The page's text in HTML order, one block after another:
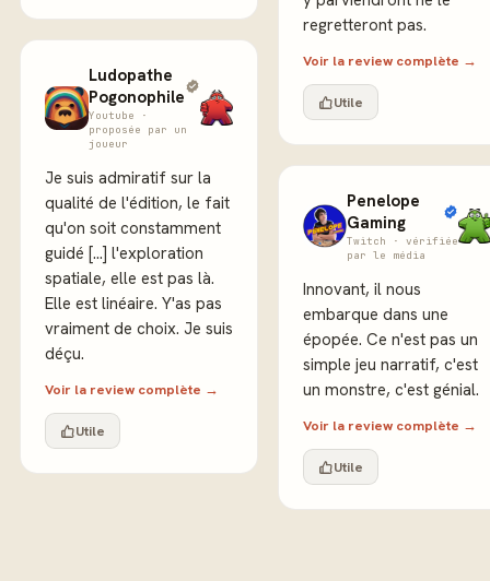
Ludopathe
Pogonophile
Youtube ·
proposée par un
joueur
Je suis admiratif sur la
qualité de l'édition, le fait
qu'on soit constamment
guidé [...] l'exploration
spatiale, elle est pas là.
Elle est linéaire. Y'as pas
vraiment de choix. Je suis
déçu.
Voir la review complète →
Utile
regretteront pas.
Voir la review complète →
Utile
Penelope
Gaming
Twitch · vérifiée
par le média
Innovant, il nous
embarque dans une
épopée. Ce n'est pas un
simple jeu narratif, c'est
un monstre, c'est génial.
Voir la review complète →
Utile